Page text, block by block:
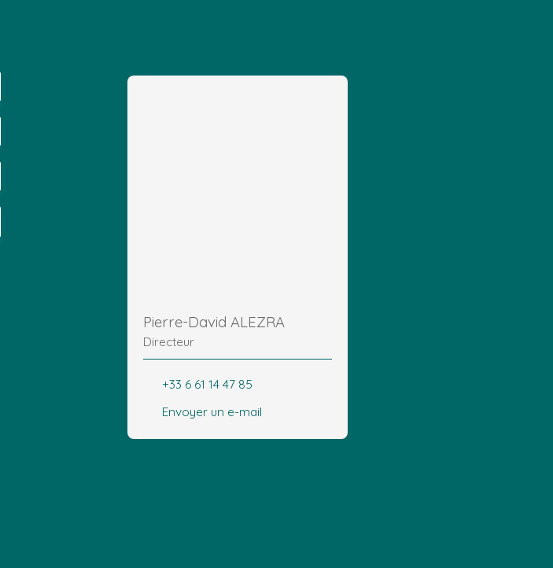
Pierre-David ALEZRA
Directeur
+33 6 61 14 47 85
Envoyer un e-mail